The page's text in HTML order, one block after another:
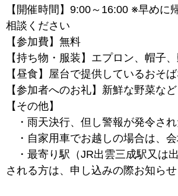
【開催時間】9:00～16:00 ※早め
相談ください
【参加費】無料
【持ち物・服装】エプロン、帽子
【昼食】屋台で提供しているおそ
【参加者へのお礼】新鮮な野菜など
【その他】
・雨天決行、但し警報が発令さ
・自家用車でお越しの場合は、
・最寄り駅（JR出雲三成駅又は
される方は、申し込みの際お知らせ